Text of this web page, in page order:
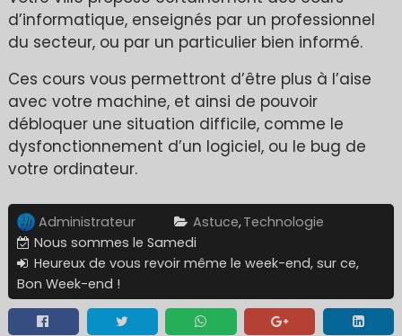
d’informatique, enseignés par un professionnel
du secteur, ou par un particulier bien informé.
Ces cours vous permettront d’être plus à l’aise
avec votre machine, et ainsi de pouvoir
débloquer une situation difficile, comme le
dysfonctionnement d’un logiciel, ou le bug de
votre ordinateur.
Administrateur Astuce,Technologie
Nous sommes le Samedi
Heureux de vous revoir même le week-end, sur ce,
Bon Week-end !